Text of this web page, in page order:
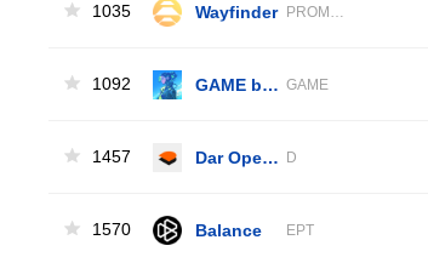
1035 Wayfinder
1092 GAME
1457 D
1570 Balance EPT